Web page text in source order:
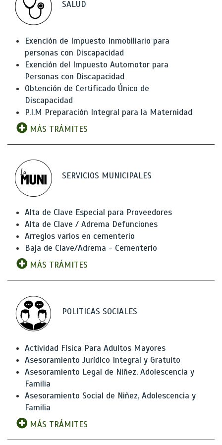
SALUD
Exención de Impuesto Inmobiliario para
personas con Discapacidad
Exención del Impuesto Automotor para
Personas con Discapacidad
Obtención de Certificado Único de
Discapacidad
P.I.M Preparación Integral para la Maternidad
MÁS TRÁMITES
SERVICIOS MUNICIPALES
Alta de Clave Especial para Proveedores
Alta de Clave / Adrema Defunciones
Arreglos varios en cementerio
Baja de Clave/Adrema - Cementerio
MÁS TRÁMITES
POLITICAS SOCIALES
Actividad Física Para Adultos Mayores
Asesoramiento Jurídico Integral y Gratuito
Asesoramiento Legal de Niñez, Adolescencia y
Familia
Asesoramiento Social de Niñez, Adolescencia y
Familia
MÁS TRÁMITES